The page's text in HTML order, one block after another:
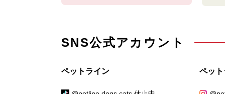
SNS公式アカウント
ペットライン ペッ